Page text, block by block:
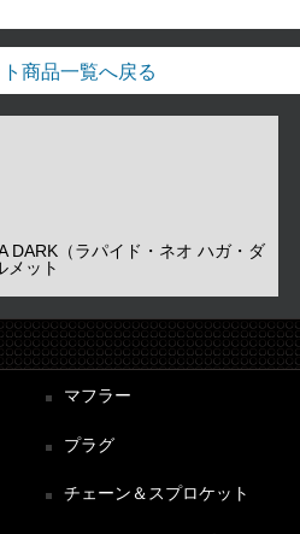
商品一覧へ戻る
DARK（ラパイド・ネオ ハガ・ダ
メット
マフラー
プラグ
チェーン＆スプロケット